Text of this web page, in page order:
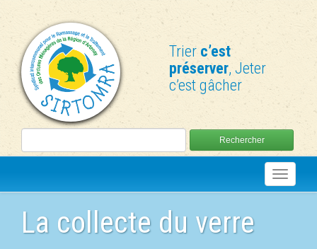
contenu
Trier c’est
préserver, Jeter
c’est gâcher
Toggle
La collecte du verre